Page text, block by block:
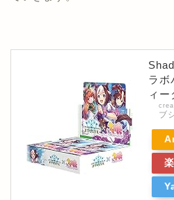
ラボ
ィ
ブ